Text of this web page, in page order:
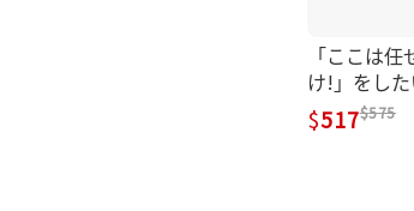
「ここは
け!」をし
の望まぬ宇
517 575